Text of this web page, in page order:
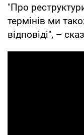
"Про
термінів ми
відповіді", –